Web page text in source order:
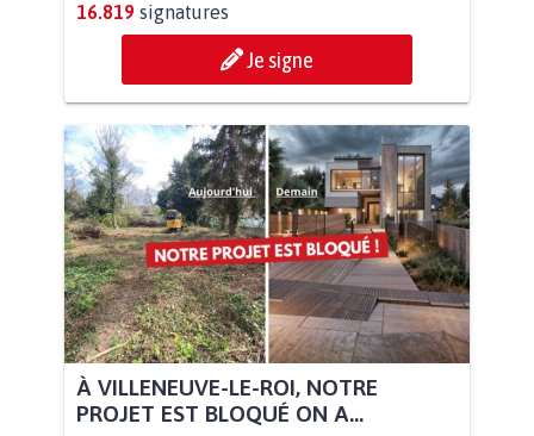
16.819 signatures
Je signe
À VILLENEUVE-LE-ROI, NOTRE
PROJET EST BLOQUÉ ON A...